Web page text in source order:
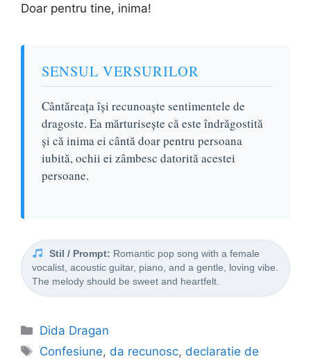
Doar pentru tine, inima!
SENSUL VERSURILOR
Cântăreața își recunoaște sentimentele de
dragoste. Ea mărturisește că este îndrăgostită
și că inima ei cântă doar pentru persoana
iubită, ochii ei zâmbesc datorită acestei
persoane.
Stil / Prompt: Romantic pop song with a female
vocalist, acoustic guitar, piano, and a gentle, loving vibe.
The melody should be sweet and heartfelt.
Categorii
Dida Dragan
Etichete
Confesiune, da recunosc, declaratie de